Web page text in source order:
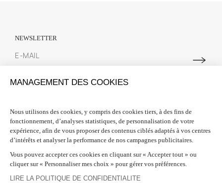
NEWSLETTER
Spring Court. Nous vous offrons 10% de réduction sur votre première
INFORMATIONS 
BESOIN D'AIDE ? 
SUIVEZ-NOUS
MANAGEMENT DES COOKIES
Nous utilisons des cookies, y compris des cookies tiers, à des fins de
fonctionnement, d’analyses statistiques, de personnalisation de votre
expérience, afin de vous proposer des contenus ciblés adaptés à vos centres
d’intérêts et analyser la performance de nos campagnes publicitaires.
Vous pouvez accepter ces cookies en cliquant sur « Accepter tout » ou
cliquer sur « Personnaliser mes choix » pour gérer vos préférences.
LIRE LA POLITIQUE DE CONFIDENTIALITE